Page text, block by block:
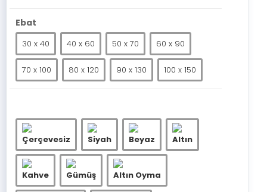
Ebat
30 x 40 40 x 60 50 x 70 60 x 90
70 x 100 80 x 120 90 x 130 100 x 150
Çerçevesiz Siyah Beyaz Altın
Kahve Gümüş Altın Oyma